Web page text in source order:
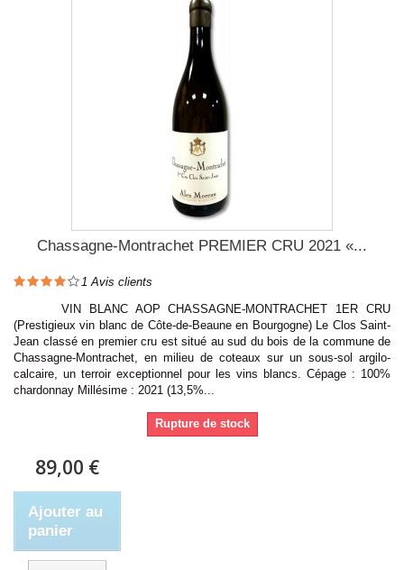
Chassagne-Montrachet PREMIER CRU 2021 «...
1 Avis clients
VIN BLANC AOP CHASSAGNE-MONTRACHET 1ER CRU
(Prestigieux vin blanc de Côte-de-Beaune en Bourgogne) Le Clos Saint-
Jean classé en premier cru est situé au sud du bois de la commune de
Chassagne-Montrachet, en milieu de coteaux sur un sous-sol argilo-
calcaire, un terroir exceptionnel pour les vins blancs. Cépage : 100%
chardonnay Millésime : 2021 (13,5%...
Rupture de stock
89,00 €
Ajouter au
panier